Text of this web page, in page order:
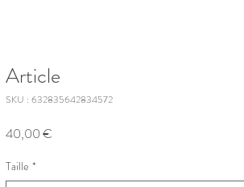
Article
SKU : 632835642834572
40,00 €
Taille *